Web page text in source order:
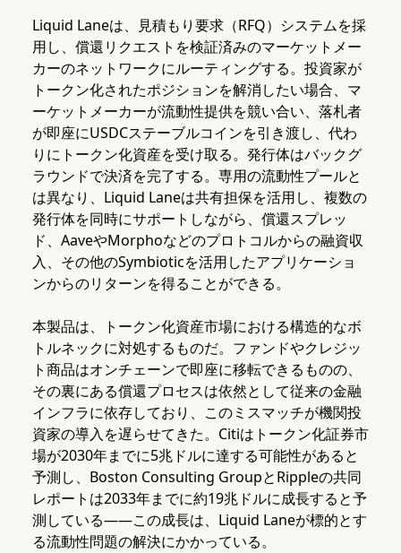
Liquid Laneは、見積もり要求（RFQ）システムを採
用し、償還リクエストを検証済みのマーケットメー
カーのネットワークにルーティングする。投資家が
トークン化されたポジションを解消したい場合、マ
ーケットメーカーが流動性提供を競い合い、落札者
が即座にUSDCステーブルコインを引き渡し、代わ
りにトークン化資産を受け取る。発行体はバックグ
ラウンドで決済を完了する。専用の流動性プールと
は異なり、Liquid Laneは共有担保を活用し、複数の
発行体を同時にサポートしながら、償還スプレッ
ド、AaveやMorphoなどのプロトコルからの融資収
入、その他のSymbioticを活用したアプリケーショ
ンからのリターンを得ることができる。
本製品は、トークン化資産市場における構造的なボ
トルネックに対処するものだ。ファンドやクレジッ
ト商品はオンチェーンで即座に移転できるものの、
その裏にある償還プロセスは依然として従来の金融
インフラに依存しており、このミスマッチが機関投
資家の導入を遅らせてきた。Citiはトークン化証券市
場が2030年までに5兆ドルに達する可能性があると
予測し、Boston Consulting GroupとRippleの共同
レポートは2033年までに約19兆ドルに成長すると予
測している——この成長は、Liquid Laneが標的とす
る流動性問題の解決にかかっている。